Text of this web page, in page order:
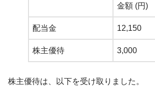
金額 (円)
配当金 12,150
株主優待 3,000
株主優待は、以下を受け取りました。